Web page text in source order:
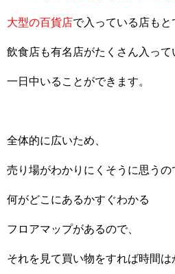
大型の百貨店で入っている店もと
飲食店も有名店がたくさん入って
一日中いることができます。
全体的に広いため、
売り場がわかりにくそうに思うの
何がどこにあるかすぐわかる
フロアマップがあるので、
それを見て買い物をすれば時間は